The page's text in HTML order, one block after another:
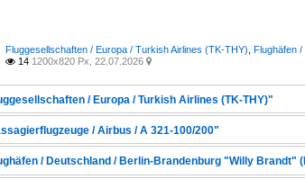
Fluggesellschaften / Europa / Turkish Airlines (TK-THY) Flughäfen /
 14 1200x820 Px, 22.07.2026 
/ Europa / Turkish Airlines (TK-THY)"
/ Airbus / A 321-100/200"
/ Deutschland / Berlin-Brandenburg "Willy Brandt"